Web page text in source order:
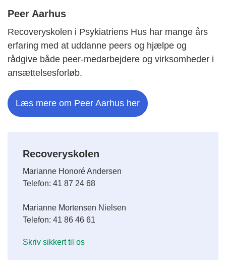
Peer Aarhus
Recoveryskolen i Psykiatriens Hus har mange års
erfaring med at uddanne peers og hjælpe og
rådgive både peer-medarbejdere og virksomheder i
ansættelsesforløb.
Læs mere om Peer Aarhus her
Recoveryskolen
Marianne Honoré Andersen
Telefon: 41 87 24 68
Marianne Mortensen Nielsen
Telefon: 41 86 46 61
Skriv sikkert til os